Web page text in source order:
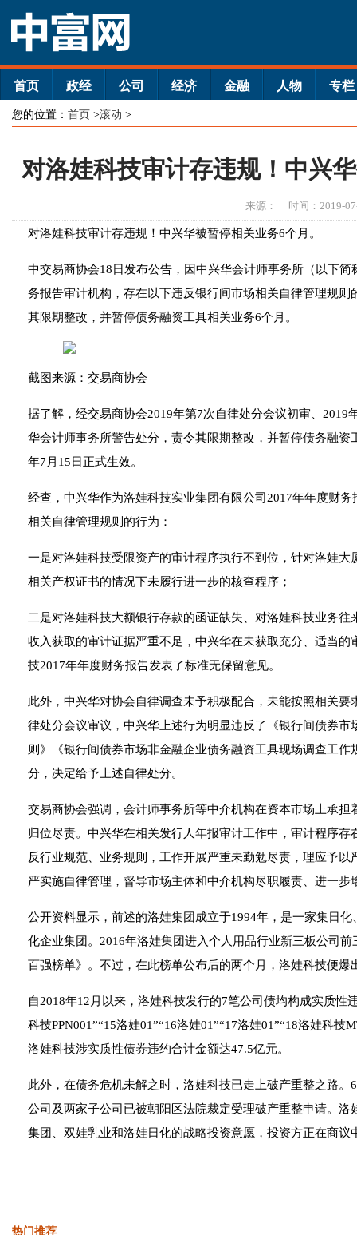
首页 政经 公司 经济 金融 人物 专栏
您的位置： 首页 >滚动 >
对洛娃科技审计存违规！中兴
来源： 时间：2019-
对洛娃科技审计存违规！中兴华被暂停相关业务6个月。
中交易商协会18日发布公告，因中兴华会计师事务所（以下简
务报告审计机构，存在以下违反银行间市场相关自律管理规
其限期整改，并暂停债务融资工具相关业务6个月。
截图来源：交易商协会
据了解，经交易商协会2019年第7次自律处分会议初审、2019
华会计师事务所警告处分，责令其限期整改，并暂停债务融
年7月15日正式生效。
经查，中兴华作为洛娃科技实业集团有限公司2017年年度财
相关自律管理规则的行为：
一是对洛娃科技受限资产的审计程序执行不到位，针对洛娃
相关产权证书的情况下未履行进一步的核查程序；
二是对洛娃科技大额银行存款的函证缺失、对洛娃科技业务
收入获取的审计证据严重不足，中兴华在未获取充分、适当
技2017年年度财务报告发表了标准无保留意见。
此外，中兴华对协会自律调查未予积极配合，未能按照相关
律处分会议审议，中兴华上述行为明显违反了《银行间债券
则》《银行间债券市场非金融企业债务融资工具现场调查工
分，决定给予上述自律处分。
交易商协会强调，会计师事务所等中介机构在资本市场上承担
归位尽责。中兴华在相关发行人年报审计工作中，审计程序
反行业规范、业务规则，工作开展严重未勤勉尽责，理应予
严实施自律管理，督导市场主体和中介机构尽职履责、进一
公开资料显示，前述的洛娃集团成立于1994年，是一家集日
化企业集团。2016年洛娃集团进入个人用品行业新三板公司
百强榜单》。不过，在此榜单公布后的两个月，洛娃科技便爆
自2018年12月以来，洛娃科技发行的7笔公司债均构成实质性
科技PPN001”“15洛娃01”“16洛娃01”“17洛娃01”“18洛娃科技
洛娃科技涉实质性债券违约合计金额达47.5亿元。
此外，在债务危机未解之时，洛娃科技已走上破产重整之路
公司及两家子公司已被朝阳区法院裁定受理破产重整申请。
集团、双娃乳业和洛娃日化的战略投资意愿，投资方正在商议
热门推荐